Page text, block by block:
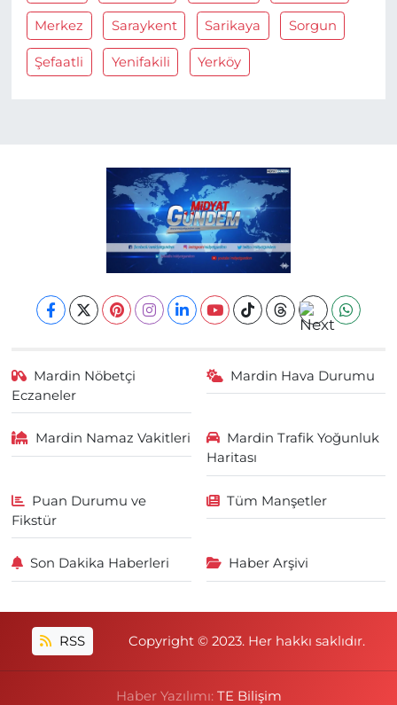
Merkez Saraykent Sarikaya Sorgun
Şefaatli Yenifakili Yerköy
Mardin Nöbetçi
Eczaneler
Mardin Hava Durumu
Mardin Namaz Vakitleri
Mardin Trafik Yoğunluk
Haritası
Puan Durumu ve
Fikstür
Tüm Manşetler
Son Dakika Haberleri Haber Arşivi
RSS Copyright © 2023. Her hakkı saklıdır.
Haber Yazılımı: TE Bilişim